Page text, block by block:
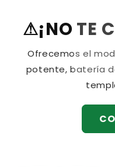
⚠¡NO TE
Ofrecemos el
potente, batería